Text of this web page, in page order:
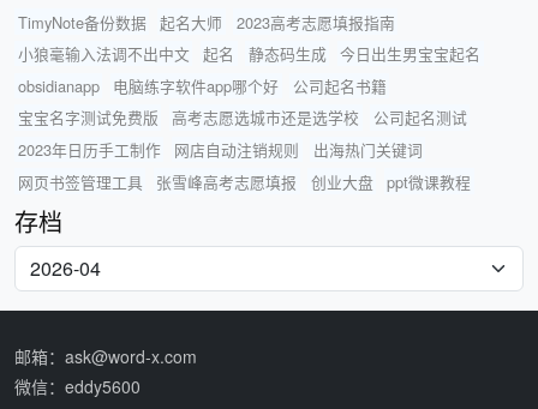
TimyNote备份数据 起名大师
2023高考志愿填报指南
小狼毫输入法调不出中文
起名 静态码生成
今日出生男宝宝起名
obsidianapp
电脑练字软件app哪个好
公司起名书籍
宝宝名字测试免费版
高考志愿选城市还是选学校
公司起名测试
2023年日历手工制作
网店自动注销规则
出海热门关键词
网页书签管理工具
张雪峰高考志愿填报 创业大盘 ppt微课教程
存档
邮箱：ask@word-x.com
微信：eddy5600